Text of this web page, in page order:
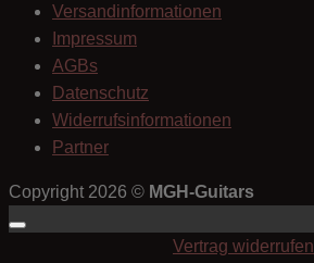
Versandinformationen
Impressum
AGBs
Datenschutz
Widerrufsinformationen
Partner
Copyright 2026 © MGH-Guitars
Vertrag widerrufen